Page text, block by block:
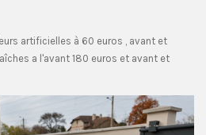
artificielles à 60 euros , avant et
a l'avant 180 euros et avant et